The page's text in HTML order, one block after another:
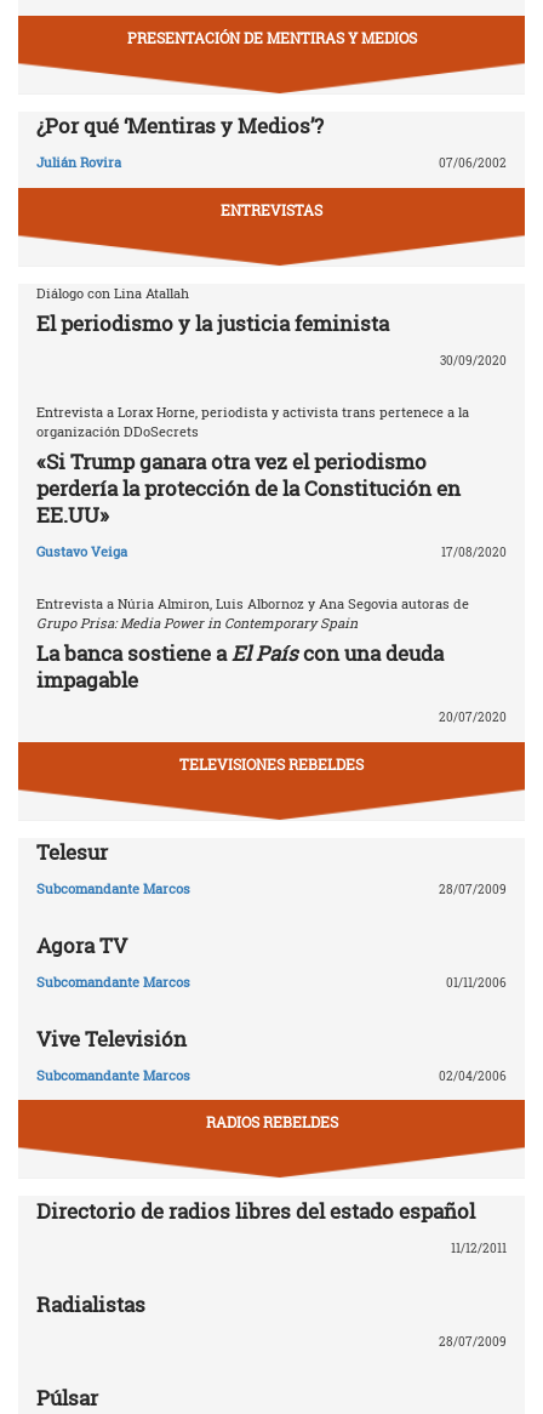
PRESENTACIÓN DE MENTIRAS Y MEDIOS
¿Por qué ‘Mentiras y Medios’?
Julián Rovira 07/06/2002
ENTREVISTAS
Diálogo con Lina Atallah
El periodismo y la justicia feminista
30/09/2020
Entrevista a Lorax Horne, periodista y activista trans pertenece a la
organización DDoSecrets
«Si Trump ganara otra vez el periodismo
perdería la protección de la Constitución en
EE.UU»
Gustavo Veiga 17/08/2020
Entrevista a Núria Almiron, Luis Albornoz y Ana Segovia autoras de
Grupo Prisa: Media Power in Contemporary Spain
La banca sostiene aEl Paíscon una deuda
impagable
20/07/2020
TELEVISIONES REBELDES
Telesur
Subcomandante Marcos 28/07/2009
Agora TV
Subcomandante Marcos 01/11/2006
Vive Televisión
Subcomandante Marcos 02/04/2006
RADIOS REBELDES
Directorio de radios libres del estado español
11/12/2011
Radialistas
28/07/2009
Púlsar